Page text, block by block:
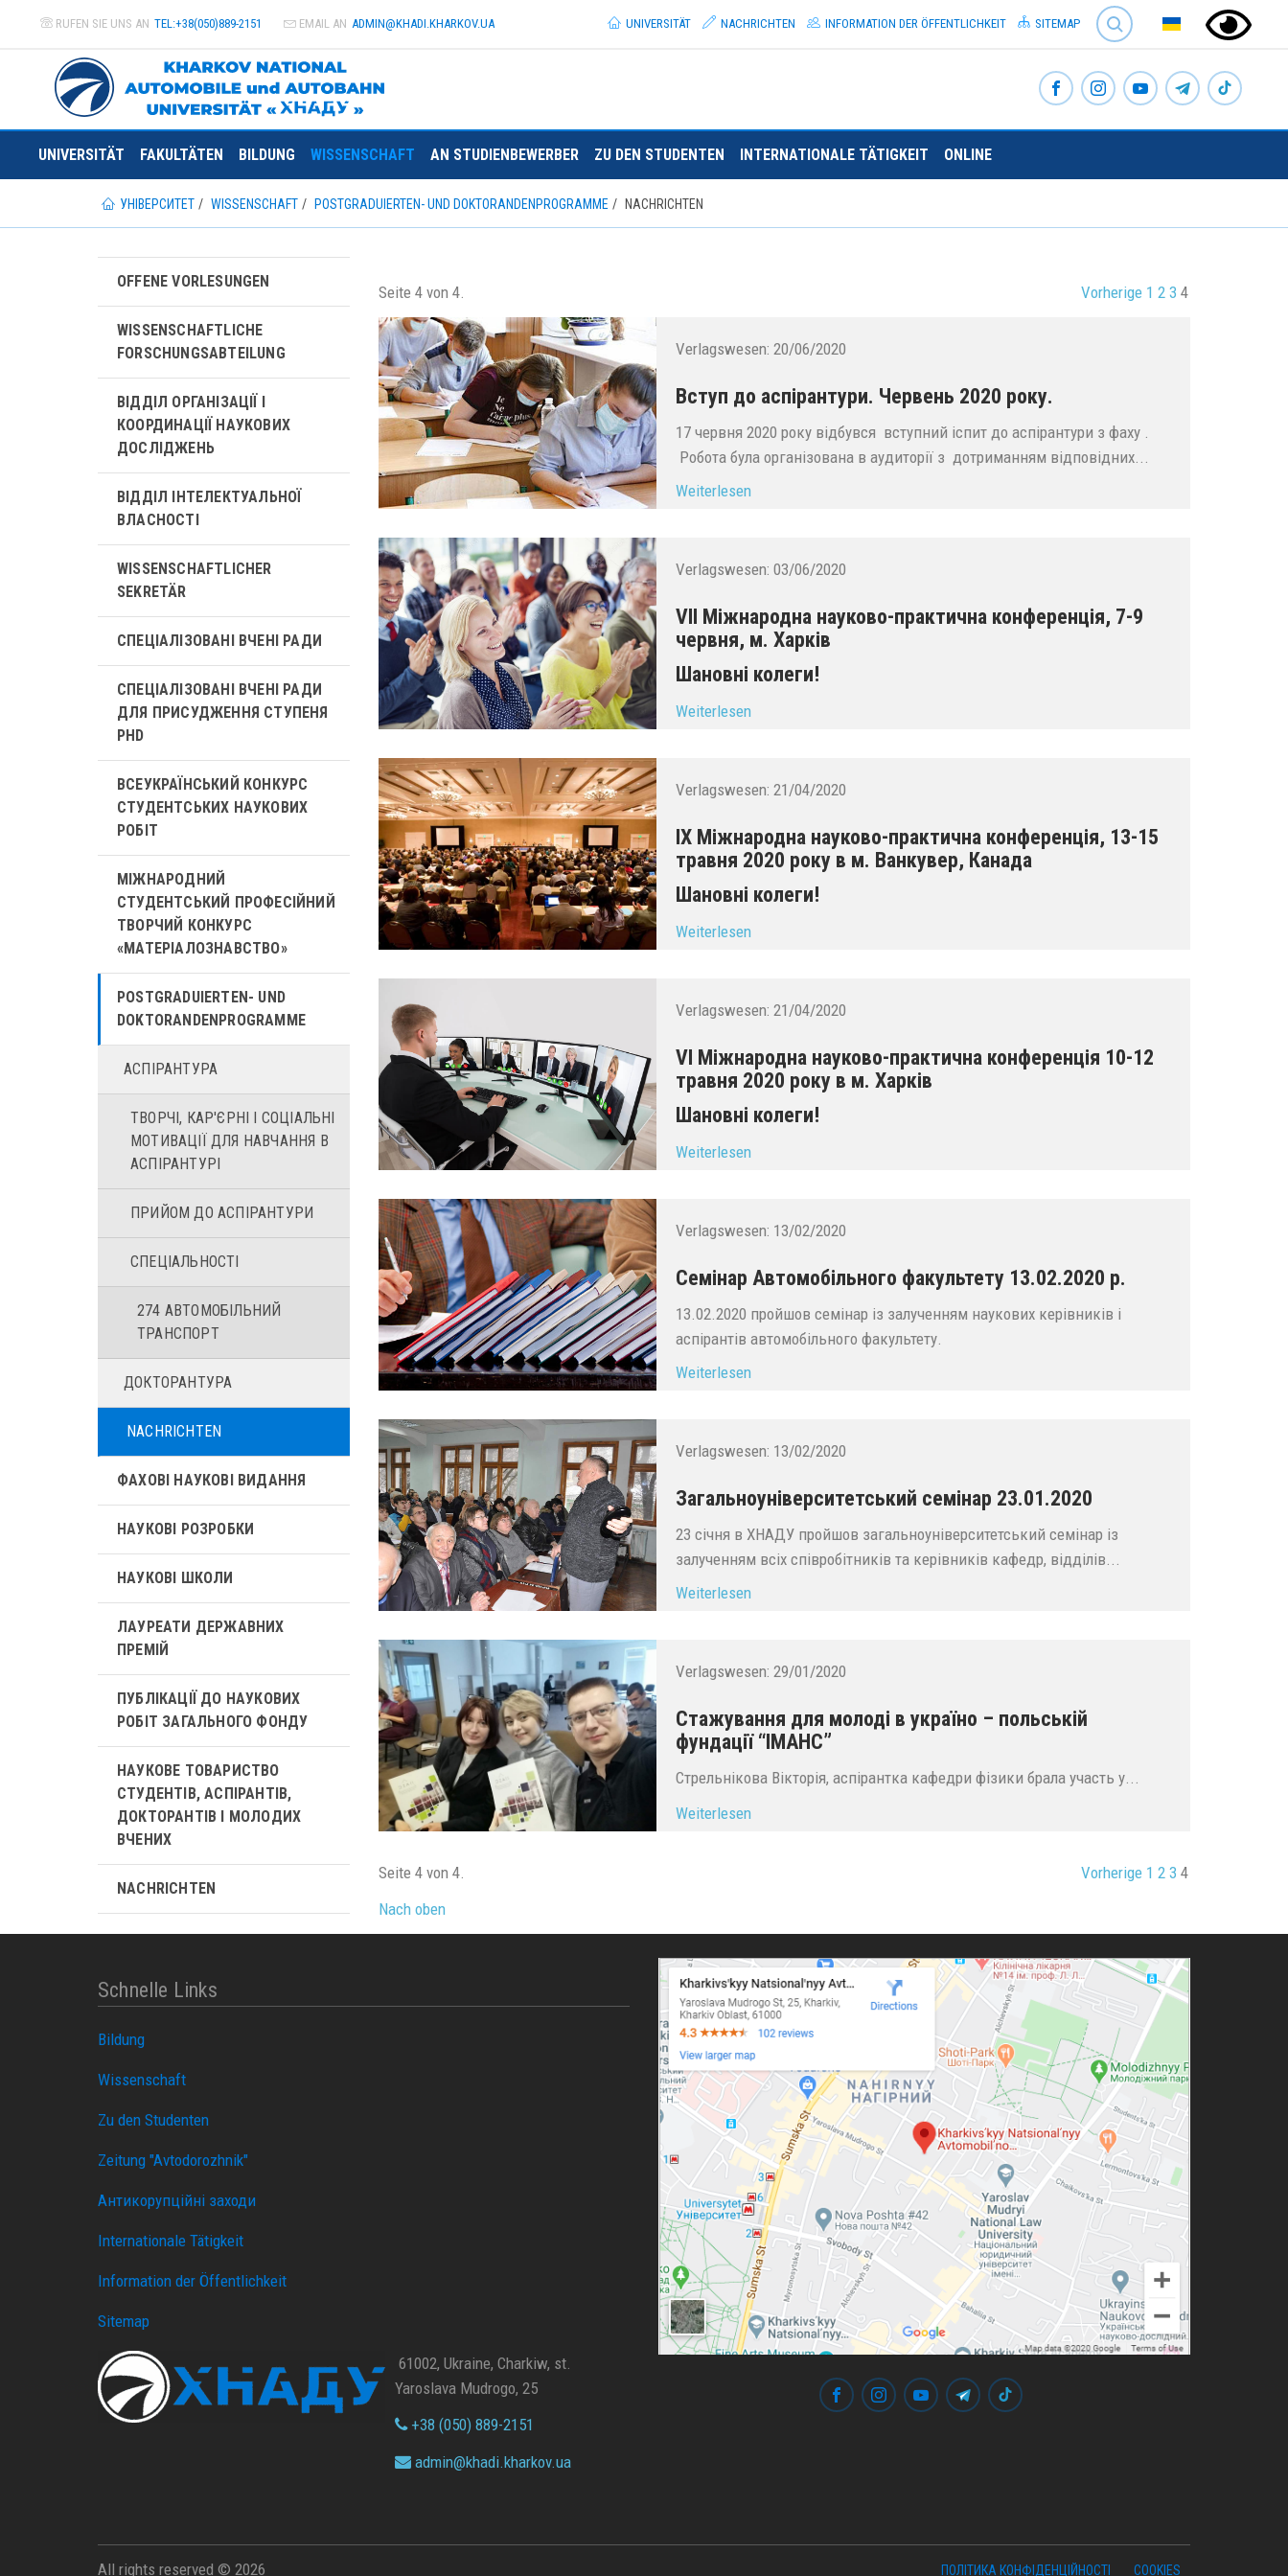
RUFEN SIE UNS AN TEL:+38(050)889-2151 EMAIL AN ADMIN@KHADI.KHARKOV.UA
SEARCH
UNIVERSITÄT
NACHRICHTEN INFORMATION DER ÖFFENTLICHKEIT SITEMAP
UNIVERSITÄT FAKULTÄTEN BILDUNG WISSENSCHAFT AN STUDIENBEWERBER ZU DEN STUDENTEN INTERNATIONALE TÄTIGKEIT ONLINE
УНІВЕРСИТЕТ WISSENSCHAFT POSTGRADUIERTEN- UND DOKTORANDENPROGRAMME NACHRICHTEN
Seite 4 von 4. Vorherige 1 2 3 4
Verlagswesen: 20/06/2020
Вступ до аспірантури. Червень 2020 року.
17 червня 2020 року відбувся вступний іспит до аспірантури з фаху .
Робота була організована в аудиторії з дотриманням відповідних...
Weiterlesen
Verlagswesen: 03/06/2020
VIІ Міжнародна науково-практична конференція, 7-9
червня, м. Харків
Шановні колеги!
Weiterlesen
Verlagswesen: 21/04/2020
IX Міжнародна науково-практична конференція, 13-15
травня 2020 року в м. Ванкувер, Канада
Шановні колеги!
...
Weiterlesen
Verlagswesen: 21/04/2020
VI Міжнародна науково-практична конференція 10-12
травня 2020 року в м. Харків
Шановні колеги!
...
Weiterlesen
Verlagswesen: 13/02/2020
Семінар Автомобільного факультету 13.02.2020 р.
13.02.2020 пройшов семінар із залученням наукових керівників і
аспірантів автомобільного факультету.
...
Weiterlesen
Verlagswesen: 13/02/2020
Загальноуніверситетський семінар 23.01.2020
23 січня в ХНАДУ пройшов загальноуніверситетський семінар із
залученням всіх співробітників та керівників кафедр, відділів...
Weiterlesen
Verlagswesen: 29/01/2020
Стажування для молоді в україно – польській
фундації “ІМАНС”
Стрельнікова Вікторія, аспірантка кафедри фізики брала участь у...
Weiterlesen
Seite 4 von 4. Vorherige 1 2 3 4
Nach oben
OFFENE VORLESUNGEN
WISSENSCHAFTLICHE
FORSCHUNGSABTEILUNG
ВІДДІЛ ОРГАНІЗАЦІЇ І
КООРДИНАЦІЇ НАУКОВИХ
ДОСЛІДЖЕНЬ
ВІДДІЛ ІНТЕЛЕКТУАЛЬНОЇ
ВЛАСНОСТІ
WISSENSCHAFTLICHER
SEKRETÄR
СПЕЦІАЛІЗОВАНІ ВЧЕНІ РАДИ
СПЕЦІАЛІЗОВАНІ ВЧЕНІ РАДИ
ДЛЯ ПРИСУДЖЕННЯ СТУПЕНЯ
PHD
ВСЕУКРАЇНСЬКИЙ КОНКУРС
СТУДЕНТСЬКИХ НАУКОВИХ
РОБІТ
МІЖНАРОДНИЙ
СТУДЕНТСЬКИЙ ПРОФЕСІЙНИЙ
ТВОРЧИЙ КОНКУРС
«МАТЕРІАЛОЗНАВСТВО»
POSTGRADUIERTEN- UND
DOKTORANDENPROGRAMME
АСПІРАНТУРА
ТВОРЧІ, КАР'ЄРНІ І CОЦІАЛЬНІ
МОТИВАЦІЇ ДЛЯ НАВЧАННЯ В
АСПІРАНТУРІ
ПРИЙОМ ДО АСПІРАНТУРИ
СПЕЦІАЛЬНОСТІ
274 АВТОМОБІЛЬНИЙ
ТРАНСПОРТ
ДОКТОРАНТУРА
NACHRICHTEN
ФАХОВІ НАУКОВІ ВИДАННЯ
НАУКОВІ РОЗРОБКИ
НАУКОВІ ШКОЛИ
ЛАУРЕАТИ ДЕРЖАВНИХ
ПРЕМІЙ
ПУБЛІКАЦІЇ ДО НАУКОВИХ
РОБІТ ЗАГАЛЬНОГО ФОНДУ
НАУКОВЕ ТОВАРИСТВО
СТУДЕНТІВ, АСПІРАНТІВ,
ДОКТОРАНТІВ І МОЛОДИХ
ВЧЕНИХ
NACHRICHTEN
Schnelle Links
Bildung
Wissenschaft
Zu den Studenten
Zeitung "Avtodorozhnik"
Антикорупційні заходи
Internationale Tätigkeit
Information der Öffentlichkeit
Sitemap
61002, Ukraine, Charkiw, st.
Yaroslava Mudrogo, 25
+38 (050) 889-2151
admin@khadi.kharkov.ua
All rights reserved © 2026 ПОЛІТИКА КОНФІДЕНЦІЙНОСТІ COOKIES